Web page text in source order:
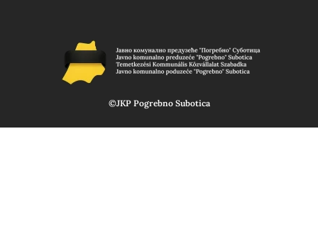
©JKP Pogrebno Subotica